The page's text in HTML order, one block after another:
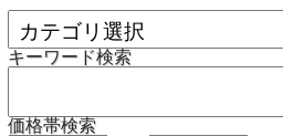
キーワード検索
価格帯検索